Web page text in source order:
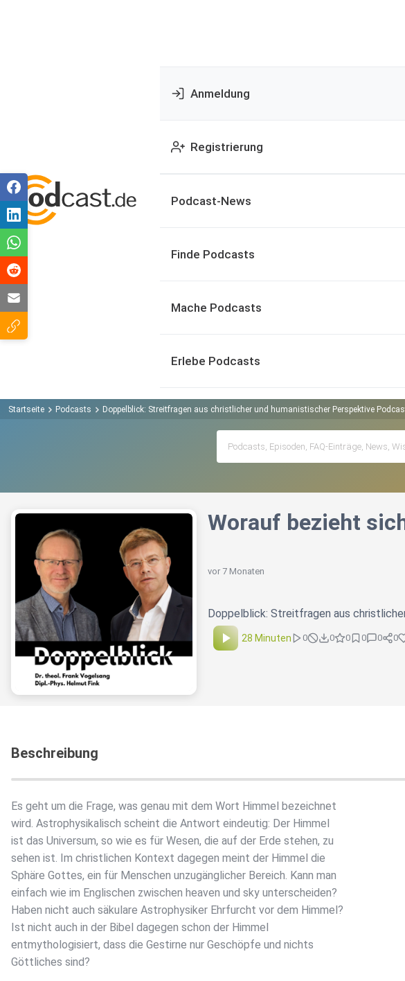
Anmeldung
Registrierung
Podcast-News
Finde Podcasts
Mache Podcasts
Erlebe Podcasts
Startseite Podcasts Doppelblick: Streitfragen aus christlicher und humanistischer Perspektive
Worauf bezieht
vor 7 Monaten
Doppelblick: Streitfragen aus
28 Minuten 0 0 0 0 0 0
Beschreibung
Es geht um die Frage, was genau mit dem Wort Himmel bezeichnet
wird. Astrophysikalisch scheint die Antwort eindeutig: Der Himmel
ist das Universum, so wie es für Wesen, die auf der Erde stehen, zu
sehen ist. Im christlichen Kontext dagegen meint der Himmel die
Sphäre Gottes, ein für Menschen unzugänglicher Bereich. Kann man
einfach wie im Englischen zwischen heaven und sky unterscheiden?
Haben nicht auch säkulare Astrophysiker Ehrfurcht vor dem Himmel?
Ist nicht auch in der Bibel dagegen schon der Himmel
entmythologisiert, dass die Gestirne nur Geschöpfe und nichts
Göttliches sind?